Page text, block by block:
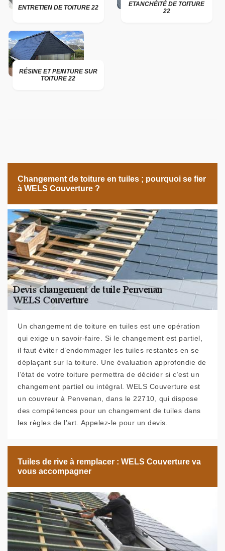
ENTRETIEN DE TOITURE 22
ETANCHÉITÉ DE TOITURE
22
RÉSINE ET PEINTURE SUR
TOITURE 22
Changement de toiture en tuiles ; pourquoi se fier
à WELS Couverture ?
Un changement de toiture en tuiles est une opération
qui exige un savoir-faire. Si le changement est partiel,
il faut éviter d’endommager les tuiles restantes en se
déplaçant sur la toiture. Une évaluation approfondie de
l’état de votre toiture permettra de décider si c’est un
changement partiel ou intégral. WELS Couverture est
un couvreur à Penvenan, dans le 22710, qui dispose
des compétences pour un changement de tuiles dans
les règles de l’art. Appelez-le pour un devis.
Tuiles de rive à remplacer : WELS Couverture va
vous accompagner